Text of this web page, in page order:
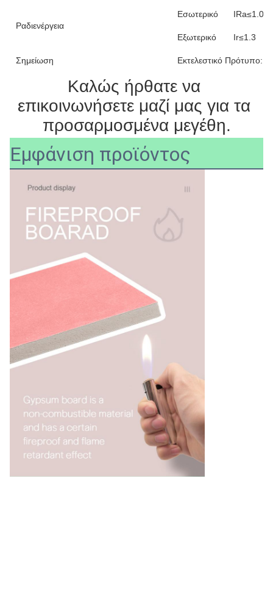
Ραδιενέργεια
Εσωτερικό IRa≤1.0
Εξωτερικό Ir≤1.3
Σημείωση Εκτελεστικό Πρότυπο:
Καλώς ήρθατε να
επικοινωνήσετε μαζί μας για τα
προσαρμοσμένα μεγέθη.
Εμφάνιση προϊόντος